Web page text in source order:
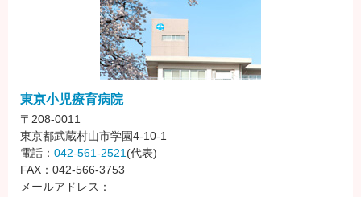
東京小児療育病院
〒208-0011
東京都武蔵村山市学園4-10-1
電話： 042-561-2521(代表)
FAX：042-566-3753
メールアドレス：